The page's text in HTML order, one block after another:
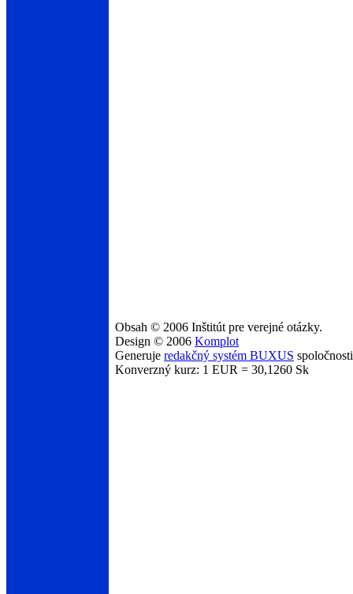
Obsah © 2006 Inštitút pre verejné otázky.
Design © 2006 Komplot
Generuje redakčný systém BUXUS
Konverzný kurz: 1 EUR = 30,1260 Sk